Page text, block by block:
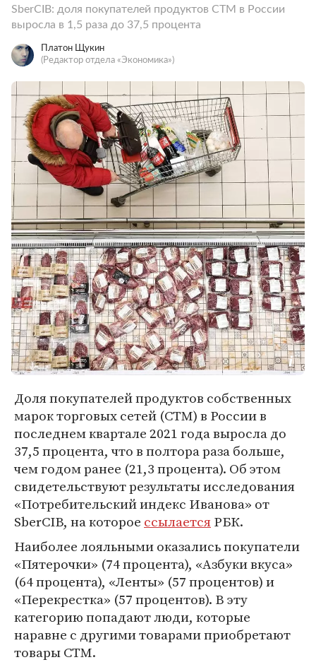
SberCIB: доля покупателей продуктов СТМ в России
выросла в 1,5 раза до 37,5 процента
Платон Щукин
(Редактор отдела «Экономика»)
Доля покупателей продуктов собственных
марок торговых сетей (СТМ) в России в
последнем квартале 2021 года выросла до
37,5 процента, что в полтора раза больше,
чем годом ранее (21,3 процента). Об этом
свидетельствуют результаты исследования
«Потребительский индекс Иванова» от
SberCIB, на которое ссылаетсяРБК.
Наиболее лояльными оказались покупатели
«Пятерочки» (74 процента), «Азбуки вкуса»
(64 процента), «Ленты» (57 процентов) и
«Перекрестка» (57 процентов). В эту
категорию попадают люди, которые
наравне с другими товарами приобретают
товары СТМ.